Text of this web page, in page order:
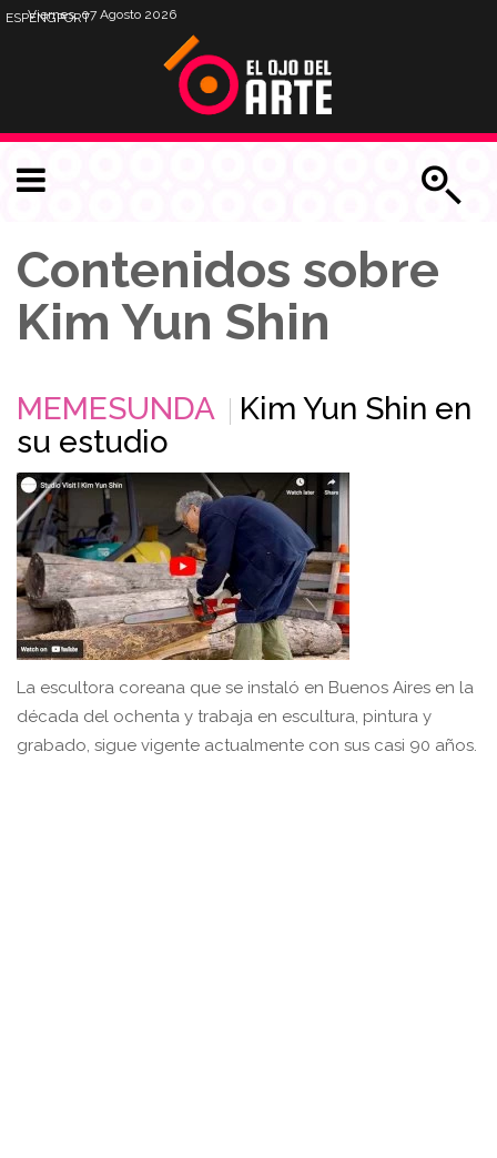
Viernes, 07 Agosto 2026
ESPENGPORT
Contenidos sobre
Kim Yun Shin
MEMESUNDA
Kim Yun Shin en
su estudio
La escultora coreana que se instaló en Buenos Aires en la
década del ochenta y trabaja en escultura, pintura y
grabado, sigue vigente actualmente con sus casi 90 años.